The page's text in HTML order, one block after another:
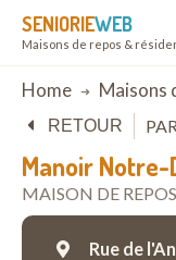
SENIORIEWEB
Maisons de repos &
Breadcrumb
Home Maisons
Manoir Notre-
MAISON DE
RETOUR
Rue de